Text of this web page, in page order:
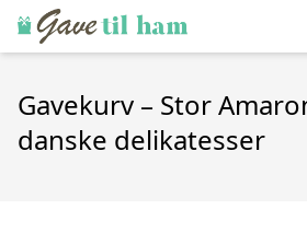
Gavekurv – Stor
danske delikatesser